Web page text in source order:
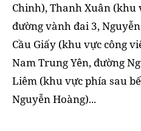
Chinh), Thanh Xuân (khu
đường vành đai 3,
Cầu Giấy (khu vực công
Nam Trung Yên, đường
Liêm (khu vực phía sau
Nguyễn Hoàng)...